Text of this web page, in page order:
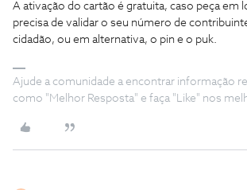
A ativação do cartão é gratuita, caso peça em
precisa de validar o seu número de
cidadão, ou em alternativa, o pin e o puk.
Ajude a comunidade a encontrar informação
como "Melhor Resposta" e faça "Like" nos